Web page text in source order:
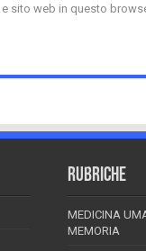
sito web in questo
RUBRICHE
MEDICINA
MEMORIA